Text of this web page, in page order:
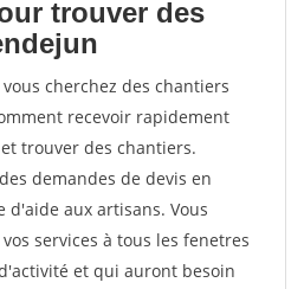
trouver des
cherchez des chantiers
recevoir rapidement
trouver des chantiers.
demandes de devis en
d'aide aux artisans. Vous
services à tous les fenetres
et qui auront besoin